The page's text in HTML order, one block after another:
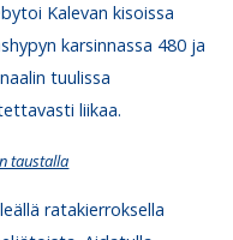
Kalevan kisoissa
karsinnassa 480 ja
tuulissa
liikaa.
taustalla
ratakierroksella